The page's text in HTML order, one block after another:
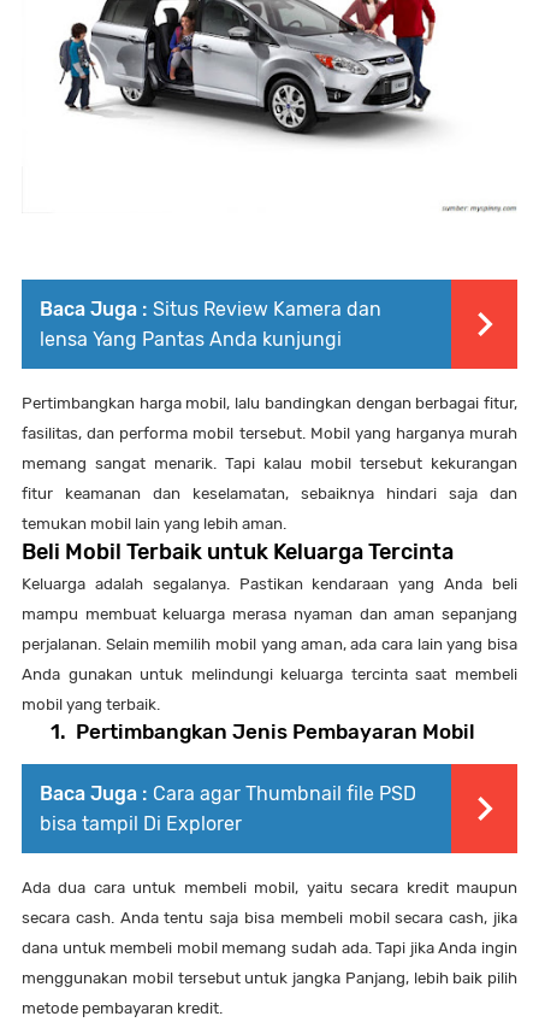
Baca Juga : Situs Review Kamera dan
lensa Yang Pantas Anda kunjungi
Pertimbangkan harga mobil, lalu bandingkan dengan berbagai fitur,
fasilitas, dan performa mobil tersebut. Mobil yang harganya murah
memang sangat menarik. Tapi kalau mobil tersebut kekurangan
fitur keamanan dan keselamatan, sebaiknya hindari saja dan
temukan mobil lain yang lebih aman.
Beli Mobil Terbaik untuk Keluarga Tercinta
Keluarga adalah segalanya. Pastikan kendaraan yang Anda beli
mampu membuat keluarga merasa nyaman dan aman sepanjang
perjalanan. Selain memilih mobil yang aman, ada cara lain yang bisa
Anda gunakan untuk melindungi keluarga tercinta saat membeli
mobil yang terbaik.
1. Pertimbangkan Jenis Pembayaran Mobil
Baca Juga : Cara agar Thumbnail file PSD
bisa tampil Di Explorer
Ada dua cara untuk membeli mobil, yaitu secara kredit maupun
secara cash. Anda tentu saja bisa membeli mobil secara cash, jika
dana untuk membeli mobil memang sudah ada. Tapi jika Anda ingin
menggunakan mobil tersebut untuk jangka Panjang, lebih baik pilih
metode pembayaran kredit.